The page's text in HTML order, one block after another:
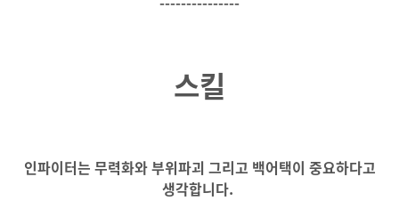
스킬
인파이터는 무력화와 부위파괴 그리고 백어택이 중요하다고
생각합니다.